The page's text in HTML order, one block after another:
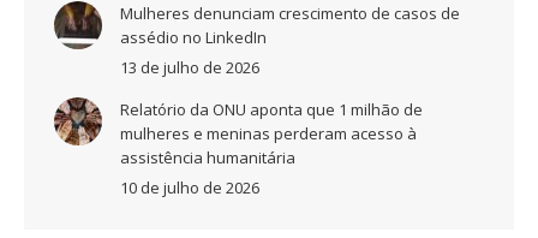
Mulheres denunciam crescimento de casos de
assédio no LinkedIn
13 de julho de 2026
Relatório da ONU aponta que 1 milhão de
mulheres e meninas perderam acesso à
assistência humanitária
10 de julho de 2026